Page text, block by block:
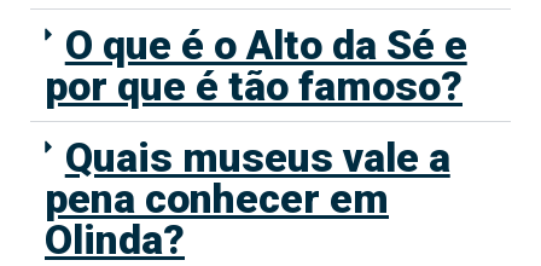
O que é o Alto da Sé e
por que é tão famoso?
Quais museus vale a
pena conhecer em
Olinda?